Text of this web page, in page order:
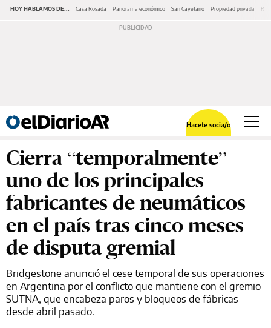
HOY HABLAMOS DE... Casa Rosada Panorama económico San Cayetano Propiedad privada
Hacete socia/o
Cierra “temporalmente”
uno de los principales
fabricantes de neumáticos
en el país tras cinco meses
de disputa gremial
Bridgestone anunció el cese temporal de sus operaciones
en Argentina por el conflicto que mantiene con el gremio
SUTNA, que encabeza paros y bloqueos de fábricas
desde abril pasado.